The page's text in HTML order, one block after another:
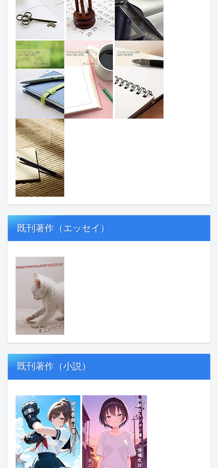
既刊著作（エッセイ）
既刊著作（小説）